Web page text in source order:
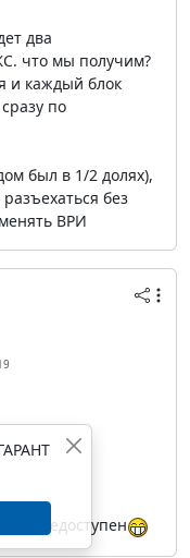
два
что мы получим?
и каждый блок
по
был в 1/2 долях),
без
ВРИ
недоступен